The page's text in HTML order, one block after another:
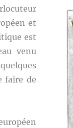
et
est
venu
faire de